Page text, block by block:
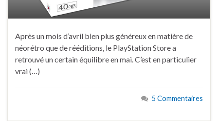
Après un mois d’avril bien plus généreux en matière de
néorétro que de rééditions, le PlayStation Store a
retrouvé un certain équilibre en mai. C’est en particulier
vrai (…)
5 Commentaires